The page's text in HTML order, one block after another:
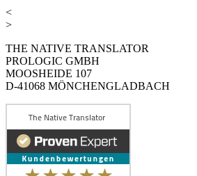
<
>
THE NATIVE TRANSLATOR
PROLOGIC GMBH
MOOSHEIDE 107
D-41068 MÖNCHENGLADBACH